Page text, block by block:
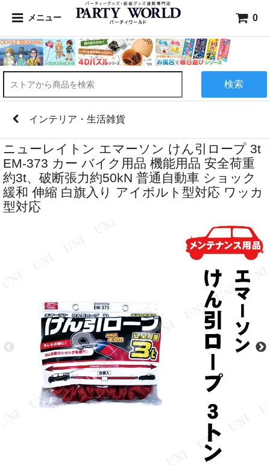
メニュー 0
検索
インテリア・生活雑貨
ニューレイトン エマーソン けん引ロープ 3t
EM-373 カー バイク用品 機能用品 安全荷重
約3t、破断張力約50kN 普通自動車 ショック
緩和 伸縮 白旗入り アイボルト型対応 ワッカ
型対応